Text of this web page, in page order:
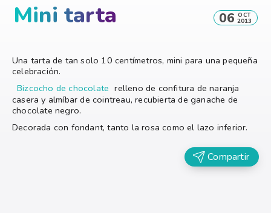
Mini tarta 06 OCT
2013
Una tarta de tan solo 10 centímetros, mini para una pequeña
celebración.
Bizcocho de chocolate relleno de confitura de naranja
casera y almíbar de cointreau, recubierta de ganache de
chocolate negro.
Decorada con fondant, tanto la rosa como el lazo inferior.
Compartir